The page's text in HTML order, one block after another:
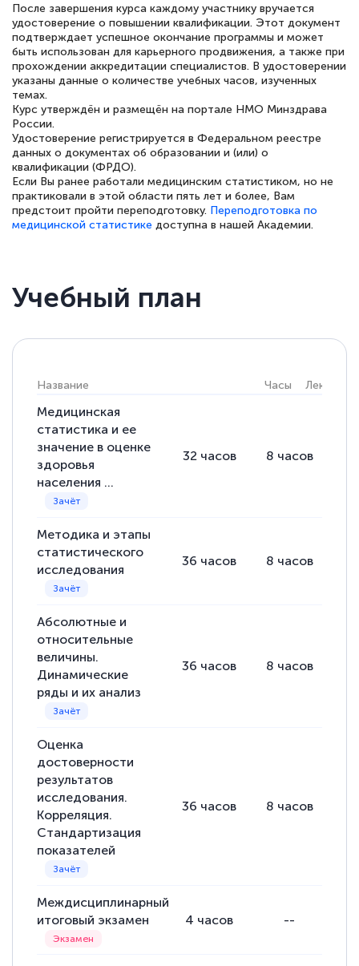
11 марта 2026
Всем добрый день! Я прошла курс
повышени каалификации по
специальности «Тренер-преподаватель
по тяжелой атлетике»! Хочется
подчеркуть, что при обращении
оперативно связались со мной
специалисты, ответили на все
интересующие вопросы и в течении
двух…
Светлана К
Обучение понравилось: огромное
количество тематической литературы,
пособий и учебников доступно на время
прохождения курса, удобная система
аттестации, проблем не возникло ни на
каком этапе…
После завершения курса каждому участнику вручается
удостоверение о повышении квалификации. Этот документ
подтверждает успешное окончание программы и может
быть использован для карьерного продвижения, а также при
прохождении аккредитации специалистов. В удостоверении
указаны данные о количестве учебных часов, изученных
темах.
Курс утверждён и размещён на портале НМО Минздрава
России.
Удостоверение регистрируется в Федеральном реестре
данных о документах об образовании и (или) о
квалификации (ФРДО).
Если Вы ранее работали медицинским статистиком, но не
практиковали в этой области пять лет и более, Вам
предстоит пройти переподготовку. Переподготовка по
медицинской статистике доступна в нашей Академии.
Учебный план
Название Часы Лекции
Медицинская
статистика и ее
значение в оценке
здоровья
населения ...
32 часов 8 часов
Методика и этапы
статистического
исследования
36 часов 8 часов
Абсолютные и
относительные
величины.
Динамические
ряды и их анализ
36 часов 8 часов
Оценка
достоверности
результатов
исследования.
Корреляция.
Стандартизация
показателей
36 часов 8 часов
Междисциплинарный
итоговый экзамен
4 часов --